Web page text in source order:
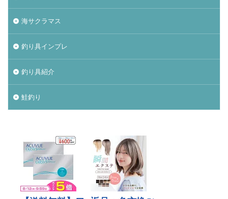
海サクラマス
釣り具インプレ
釣り具紹介
鮭釣り